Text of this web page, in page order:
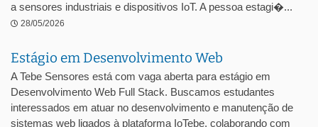
a sensores industriais e dispositivos IoT. A pessoa estagi�...
28/05/2026
Estágio em Desenvolvimento Web
A Tebe Sensores está com vaga aberta para estágio em
Desenvolvimento Web Full Stack. Buscamos estudantes
interessados em atuar no desenvolvimento e manutenção de
sistemas web ligados à plataforma IoTebe, colaborando com